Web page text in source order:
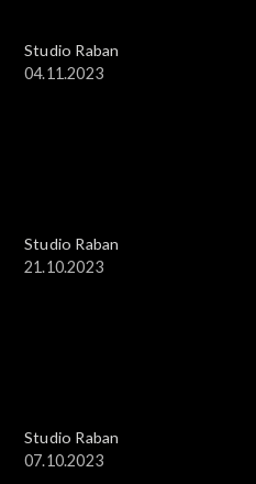
Studio Raban
04.11.2023
Studio Raban
21.10.2023
Studio Raban
07.10.2023